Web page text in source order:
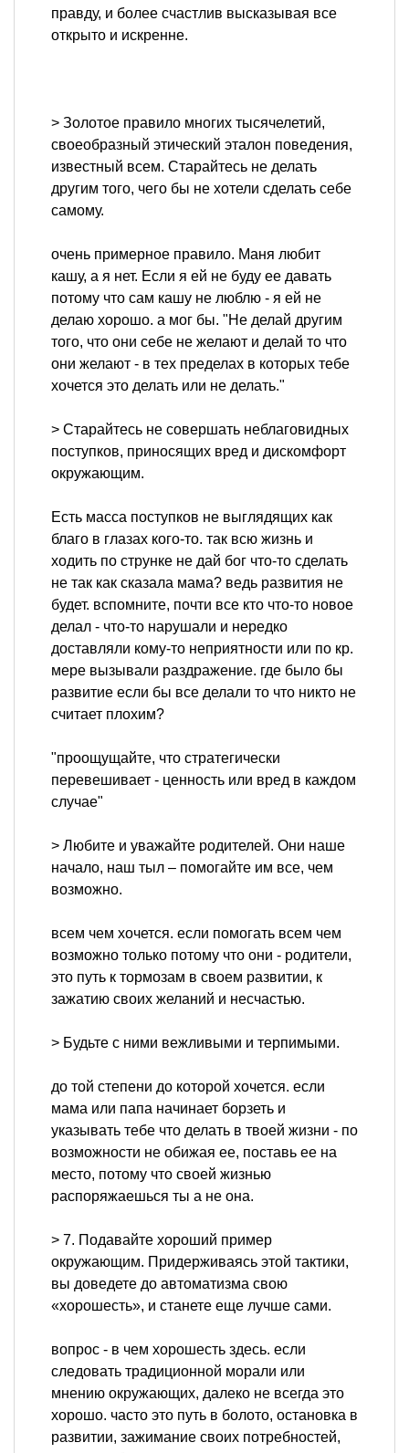
правду, и более счастлив высказывая все
открыто и искренне.
> Золотое правило многих тысячелетий,
своеобразный этический эталон поведения,
известный всем. Старайтесь не делать
другим того, чего бы не хотели сделать себе
самому.
очень примерное правило. Маня любит
кашу, а я нет. Если я ей не буду ее давать
потому что сам кашу не люблю - я ей не
делаю хорошо. а мог бы. "Не делай другим
того, что они себе не желают и делай то что
они желают - в тех пределах в которых тебе
хочется это делать или не делать."
> Старайтесь не совершать неблаговидных
поступков, приносящих вред и дискомфорт
окружающим.
Есть масса поступков не выглядящих как
благо в глазах кого-то. так всю жизнь и
ходить по струнке не дай бог что-то сделать
не так как сказала мама? ведь развития не
будет. вспомните, почти все кто что-то новое
делал - что-то нарушали и нередко
доставляли кому-то неприятности или по кр.
мере вызывали раздражение. где было бы
развитие если бы все делали то что никто не
считает плохим?
"проощущайте, что стратегически
перевешивает - ценность или вред в каждом
случае"
> Любите и уважайте родителей. Они наше
начало, наш тыл – помогайте им все, чем
возможно.
всем чем хочется. если помогать всем чем
возможно только потому что они - родители,
это путь к тормозам в своем развитии, к
зажатию своих желаний и несчастью.
> Будьте с ними вежливыми и терпимыми.
до той степени до которой хочется. если
мама или папа начинает борзеть и
указывать тебе что делать в твоей жизни - по
возможности не обижая ее, поставь ее на
место, потому что своей жизнью
распоряжаешься ты а не она.
> 7. Подавайте хороший пример
окружающим. Придерживаясь этой тактики,
вы доведете до автоматизма свою
«хорошесть», и станете еще лучше сами.
вопрос - в чем хорошесть здесь. если
следовать традиционной морали или
мнению окружающих, далеко не всегда это
хорошо. часто это путь в болото, остановка в
развитии, зажимание своих потребностей,